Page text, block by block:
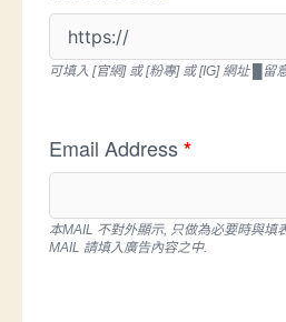
可填入 [官網] 或 [粉專] 或 [IG] 網址 █留
Email Address*
本MAIL 不對外顯示, 只做為必要時與填
MAIL 請填入廣告內容之中.